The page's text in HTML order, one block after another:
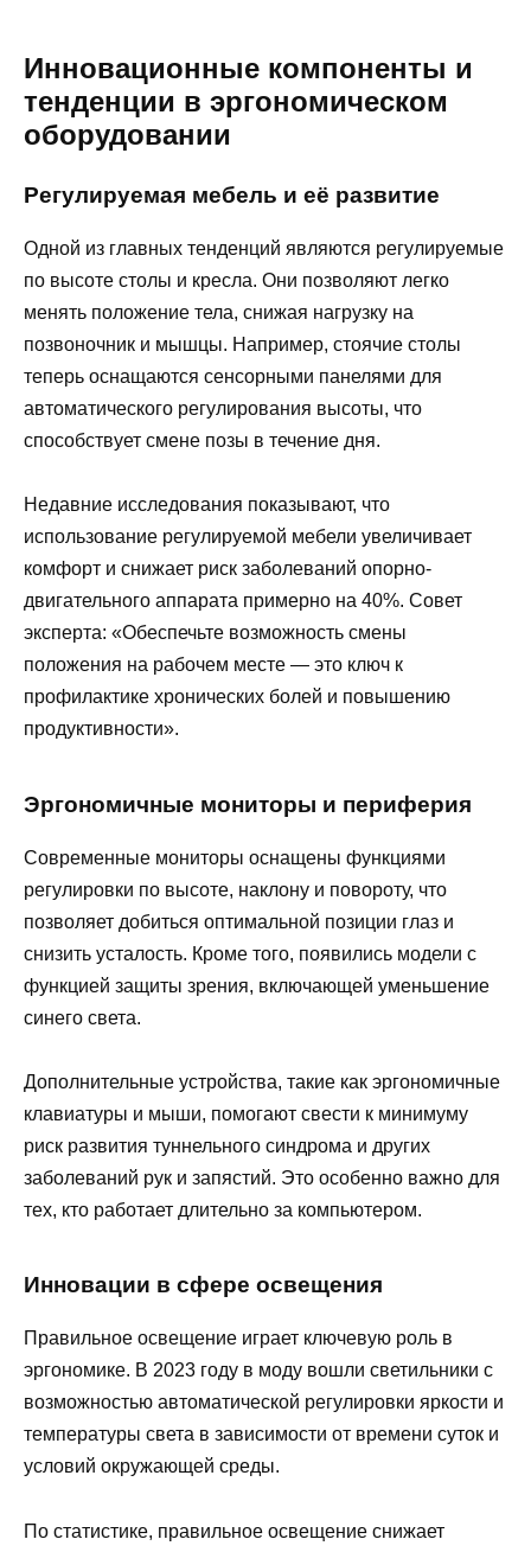
Инновационные компоненты и
тенденции в эргономическом
оборудовании
Регулируемая мебель и её развитие
Одной из главных тенденций являются регулируемые
по высоте столы и кресла. Они позволяют легко
менять положение тела, снижая нагрузку на
позвоночник и мышцы. Например, стоячие столы
теперь оснащаются сенсорными панелями для
автоматического регулирования высоты, что
способствует смене позы в течение дня.
Недавние исследования показывают, что
использование регулируемой мебели увеличивает
комфорт и снижает риск заболеваний опорно-
двигательного аппарата примерно на 40%. Совет
эксперта: «Обеспечьте возможность смены
положения на рабочем месте — это ключ к
профилактике хронических болей и повышению
продуктивности».
Эргономичные мониторы и периферия
Современные мониторы оснащены функциями
регулировки по высоте, наклону и повороту, что
позволяет добиться оптимальной позиции глаз и
снизить усталость. Кроме того, появились модели с
функцией защиты зрения, включающей уменьшение
синего света.
Дополнительные устройства, такие как эргономичные
клавиатуры и мыши, помогают свести к минимуму
риск развития туннельного синдрома и других
заболеваний рук и запястий. Это особенно важно для
тех, кто работает длительно за компьютером.
Инновации в сфере освещения
Правильное освещение играет ключевую роль в
эргономике. В 2023 году в моду вошли светильники с
возможностью автоматической регулировки яркости и
температуры света в зависимости от времени суток и
условий окружающей среды.
По статистике, правильное освещение снижает